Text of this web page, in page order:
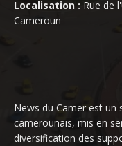
Localisation : Rue de
Cameroun
News du Camer est un
camerounais, mis en
diversification des